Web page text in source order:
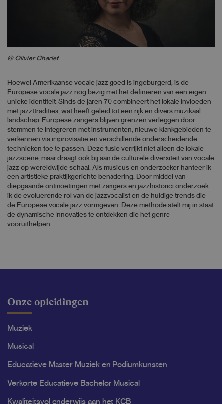
© Olivier Charlet
Hoewel Amerikaanse vocale jazz goed is ingeburgerd, is de
Europese vocale jazz nog bezig met het definiëren van een eigen
unieke identiteit. Sinds de jaren 70 combineert het lokale invloeden
met jazzttradities, wat heeft geleid tot een rijk en divers muzikaal
landschap. Europese zangers blijven grenzen verleggen door
stemmen te integreren met instrumenten, nieuwe klankgebieden te
verkennen via improvisatie en verschillende onderscheidende
technieken toe te passen. Deze fusie verrijkt niet alleen de lokale
jazzscene, maar draagt ook bij aan de culturele diversiteit van vocale
jazz op wereldwijde schaal. Als musicus en onderzoeker hanteer ik
een artistieke praktijkgerichte benadering. Door middel van
diepgaande ontmoetingen met zangers en jazzhistorici onderzoek
ik de evoluerende rol van de jazzvocalist en de huidige trends die
de Europese vocale jazz vormgeven. Deze methode stelt mij in staat
de dynamische innovaties te ontdekken die het genre
vooruithelpen.
Onze opleidingen
Muziek
Musical
Educatieve Master Muziek en Podiumkunsten
Verkorte Educatieve Bachelor Musical
Kwaliteitsvol onderwijs aan het KCB